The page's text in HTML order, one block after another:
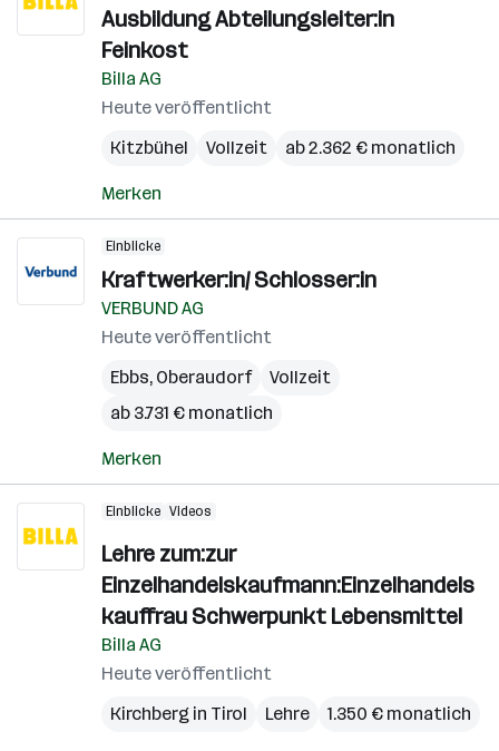
Ausbildung Abteilungsleiter:in
Feinkost
Billa AG
Heute veröffentlicht
Kitzbühel
Vollzeit ab 2.362 € monatlich
Merken
Einblicke
Kraftwerker:in/ Schlosser:in
VERBUND AG
Heute veröffentlicht
Ebbs, Oberaudorf
Vollzeit
ab 3.731 € monatlich
Merken
Einblicke Videos
Lehre zum:zur
Einzelhandelskaufmann:Einzelhandels
kauffrau Schwerpunkt Lebensmittel
Billa AG
Heute veröffentlicht
Kirchberg in Tirol
Lehre 1.350 € monatlich